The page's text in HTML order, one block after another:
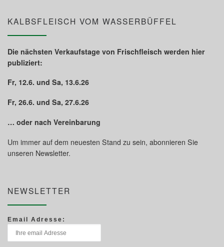
KALBSFLEISCH VOM WASSERBÜFFEL
Die nächsten Verkaufstage von Frischfleisch werden hier
publiziert:
Fr, 12.6. und Sa, 13.6.26
Fr, 26.6. und Sa, 27.6.26
… oder nach Vereinbarung
Um immer auf dem neuesten Stand zu sein, abonnieren Sie
unseren Newsletter.
NEWSLETTER
Email Adresse: